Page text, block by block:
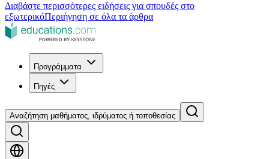
Διαβάστε περισσότερες ειδήσεις για σπουδές στο
εξωτερικόΠεριήγηση σε όλα τα άρθρα
Προγράμματα
Πηγές
Αναζήτηση μαθήματος, ιδρύματος ή τοποθεσίας